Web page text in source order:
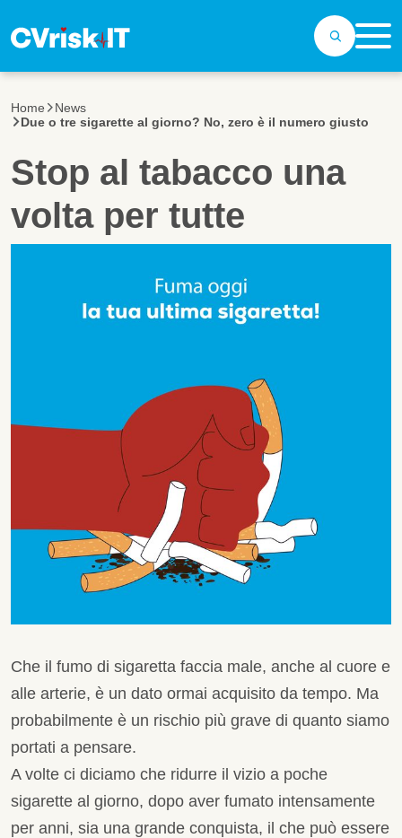
Home
News
Due o tre sigarette al giorno? No, zero è il numero giusto
Stop al tabacco una
volta per tutte
Che il fumo di sigaretta faccia male, anche al cuore e
alle arterie, è un dato ormai acquisito da tempo. Ma
probabilmente è un rischio più grave di quanto siamo
portati a pensare.
A volte ci diciamo che ridurre il vizio a poche
sigarette al giorno, dopo aver fumato intensamente
per anni, sia una grande conquista, il che può essere